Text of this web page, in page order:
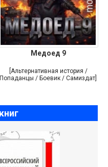
Медоед 9
[Альтернативная история /
Попаданцы / Боевик / Самиздат]